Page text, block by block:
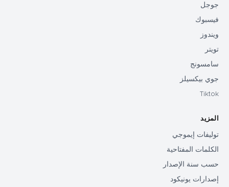
جوجل
فيسبوك
ويندوز
تويتر
سامسونج
جوي بيكسيلز
Tiktok
المزيد
توليفات إيموجي
الكلمات المفتاحية
حسب سنة الإصدار
إصدارات يونيكود